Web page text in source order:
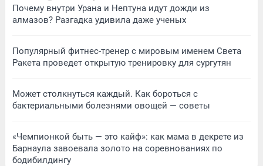
Почему внутри Урана и Нептуна идут дожди из
алмазов? Разгадка удивила даже ученых
Популярный фитнес-тренер с мировым именем Света
Ракета проведет открытую тренировку для сургутян
Может столкнуться каждый. Как бороться с
бактериальными болезнями овощей — советы
«Чемпионкой быть — это кайф»: как мама в декрете из
Барнаула завоевала золото на соревнованиях по
бодибилдингу